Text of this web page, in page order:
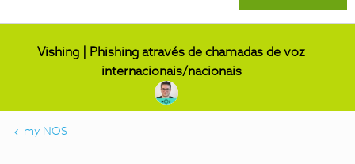
Vishing | Phishing através de chamadas de voz
internacionais/nacionais
my NOS